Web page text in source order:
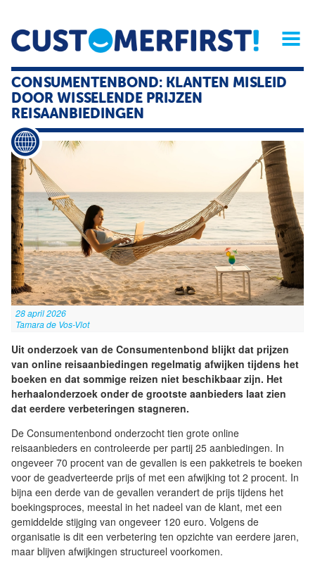
Home Opinie Archief
Magazine
Service
Buyers'Guide
CONSUMENTENBOND: KLANTEN MISLEID
DOOR WISSELENDE PRIJZEN
REISAANBIEDINGEN
28 april 2026
Tamara de Vos-Vlot
Uit onderzoek van de Consumentenbond blijkt dat prijzen
van online reisaanbiedingen regelmatig afwijken tijdens het
boeken en dat sommige reizen niet beschikbaar zijn. Het
herhaalonderzoek onder de grootste aanbieders laat zien
dat eerdere verbeteringen stagneren.
De Consumentenbond onderzocht tien grote online
reisaanbieders en controleerde per partij 25 aanbiedingen. In
ongeveer 70 procent van de gevallen is een pakketreis te boeken
voor de geadverteerde prijs of met een afwijking tot 2 procent. In
bijna een derde van de gevallen verandert de prijs tijdens het
boekingsproces, meestal in het nadeel van de klant, met een
gemiddelde stijging van ongeveer 120 euro. Volgens de
organisatie is dit een verbetering ten opzichte van eerdere jaren,
maar blijven afwijkingen structureel voorkomen.